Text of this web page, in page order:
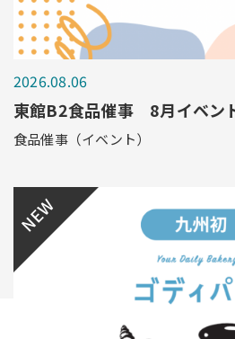
2026.08.06
東館B2食品催事 8月イベン
食品催事（イベント）
NEW